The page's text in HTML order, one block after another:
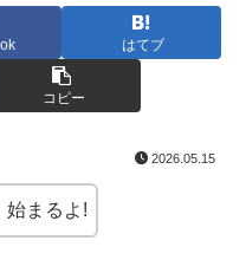
はてブ
コピー
2026.05.15
始まるよ!